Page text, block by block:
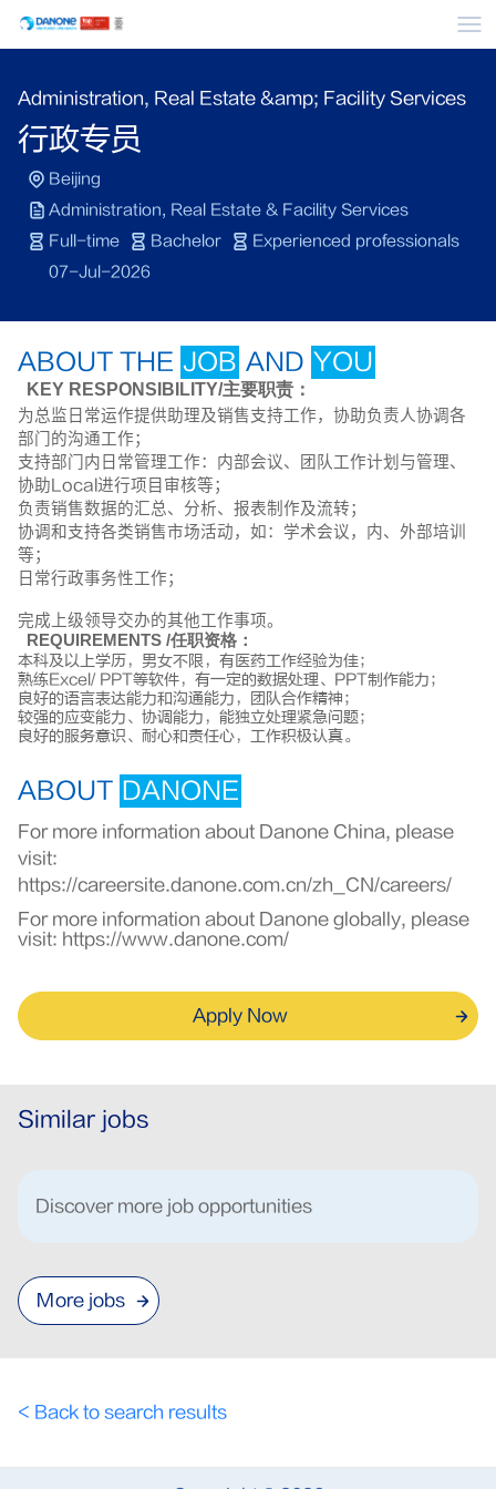
Administration, Real Estate &amp; Facility Services
行政专员
Beijing
Administration, Real Estate & Facility Services
Full-time
Bachelor
Experienced professionals
07-Jul-2026
ABOUT THE JOB AND YOU
KEY RESPONSIBILITY/主要职责：
为总监日常运作提供助理及销售支持工作，协助负责人协调各
部门的沟通工作；
支持部门内日常管理工作：内部会议、团队工作计划与管理、
协助Local 进行项目审核等；
负责销售数据的汇总、分析、报表制作及流转；
协调和支持各类销售市场活动，如：学术会议，内、外部培训
等；
日常行政事务性工作；
完成上级领导交办的其他工作事项。
REQUIREMENTS /任职资格 ：
本科及以上学历，男女不限，有医药工作经验为佳；
熟练Excel/ PPT等软件，有一定的数据处理、PPT制作能力；
良好的语言表达能力和沟通能力，团队合作精神；
较强的应变能力、协调能力，能独立处理紧急问题；
良好的服务意识、耐心和责任心，工作积极认真。
ABOUT DANONE
For more information about Danone China, please
visit:
https://careersite.danone.com.cn/zh_CN/careers/
For more information about Danone globally, please
visit: https://www.danone.com/
Apply Now
Similar jobs
Discover more job opportunities
More jobs
< Back to search results